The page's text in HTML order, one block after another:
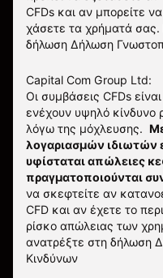
CFDs και αν μπορείτε
χάσετε τα χρήματά
δήλωση Δήλωση
Capital Com Group Ltd:
Οι συμβάσεις CFDs
ενέχουν υψηλό κίνδυνο
λόγω της μόχλευσης.
λογαριασμών
υφίσταται απώλειες
πραγματοποιούνται
να σκεφτείτε αν
CFD και αν έχετε το
ρίσκο απώλειας των
ανατρέξτε στη δήλωση
Κινδύνων